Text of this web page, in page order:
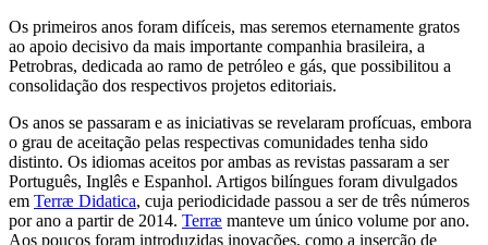
Os primeiros anos foram difíceis, mas seremos eternamente gratos
ao apoio decisivo da mais importante companhia brasileira, a
Petrobras, dedicada ao ramo de petróleo e gás, que possibilitou a
consolidação dos respectivos projetos editoriais.
Os anos se passaram e as iniciativas se revelaram profícuas, embora
o grau de aceitação pelas respectivas comunidades tenha sido
distinto. Os idiomas aceitos por ambas as revistas passaram a ser
Português, Inglês e Espanhol. Artigos bilíngues foram divulgados
em Terræ Didatica, cuja periodicidade passou a ser de três números
por ano a partir de 2014. Terræ manteve um único volume por ano.
Aos poucos foram introduzidas inovações, como a inserção de